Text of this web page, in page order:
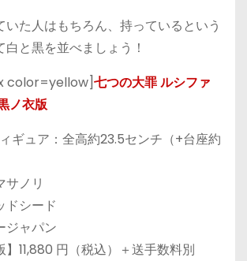
いた人はもちろん、持っているという
白と黒を並べましょう！
color=yellow]七つの大罪 ルシファ
ノ衣版
ギュア：全高約23.5センチ（+台座約
サノリ
ドシード
ジャパン
11,880 円（税込）＋送手数料別